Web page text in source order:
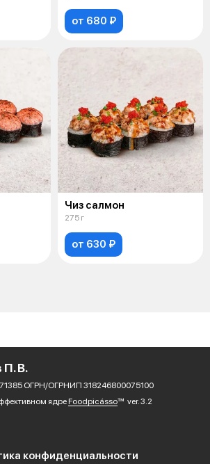
от 680 ₽
Чиз салмон
275 г
от 630 ₽
П. В.
ОГРН/ОГРНИП 318246800075100
ядре Foodpicássover. 3.2
конфиденциальности